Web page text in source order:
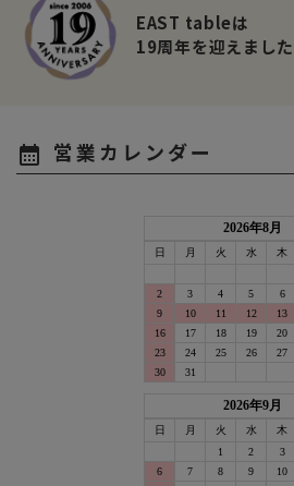
EAST tableは
19周年を迎えました
calendar_month 営業カレンダー